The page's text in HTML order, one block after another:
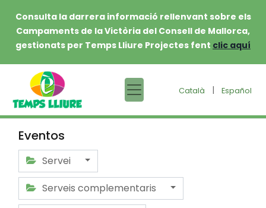
Consulta la darrera informació rellenvant sobre els
Campaments de la Victòria del Consell de Mallorca,
gestionats per Temps Lliure Projectes fent clic aquí
Català | Español
Eventos
Servei
Serveis complementaris